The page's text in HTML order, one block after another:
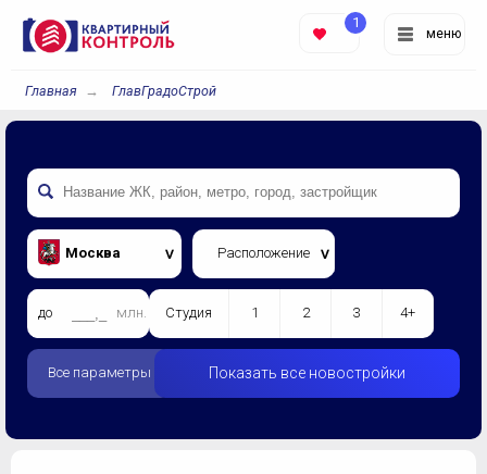
меню
1
Главная ГлавГрадоСтрой
Москва Расположение
до млн. Студия 1 2 3 4+
Все параметры Показать все новостройки